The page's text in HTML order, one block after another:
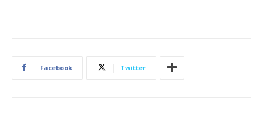
Facebook Twitter